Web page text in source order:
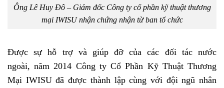
Ông Lê Huy Đô – Giám đốc Công ty cổ phần kỹ thuật thương
mại IWISU nhận chứng nhận từ ban tổ chức
Được sự hỗ trợ và giúp đỡ của các đối tác nước
ngoài, năm 2014 Công ty Cổ Phần Kỹ Thuật Thương
Mại IWISUđã được thành lập cùng với đội ngũ nhân